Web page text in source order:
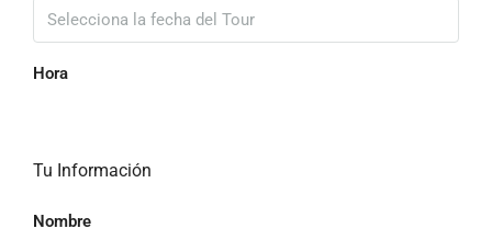
Hora
Tu Información
Nombre